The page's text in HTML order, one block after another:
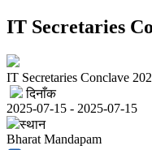
IT Secretaries
IT Secretaries Conclave
दिनाँक
2025-07-15 - 2025-07-15
स्थान
Bharat Mandapam